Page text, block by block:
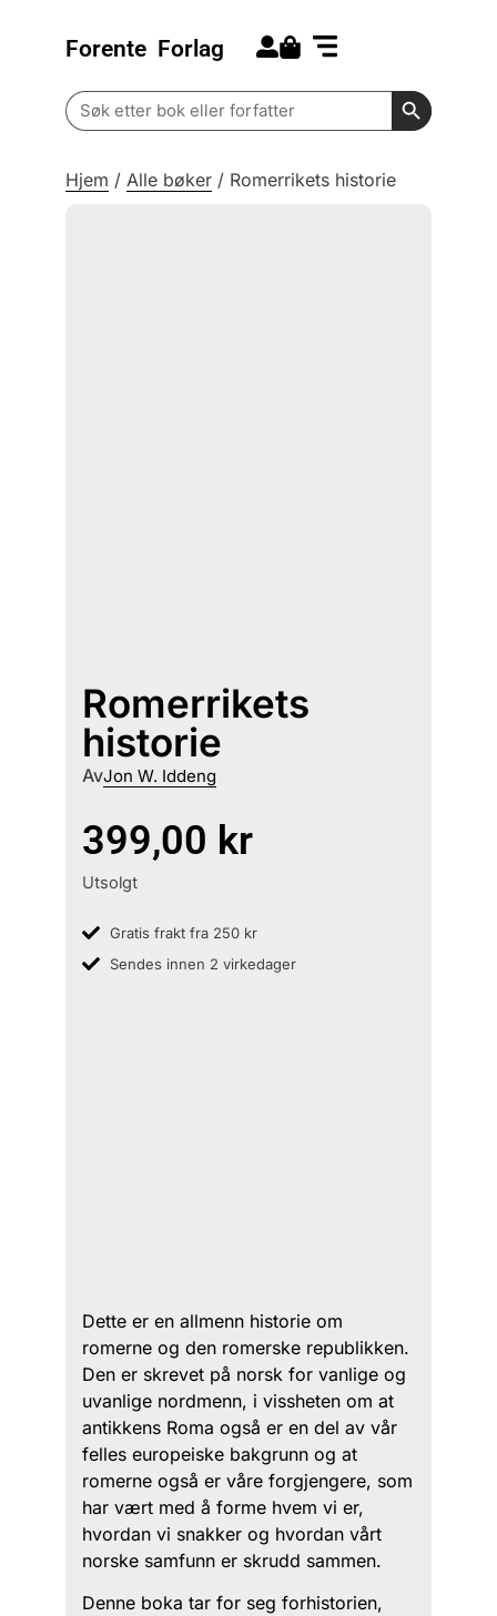
Forente Forlag
Search
for:
Search
Hjem / Alle bøker / Romerrikets historie
Romerrikets
historie
AvJon W. Iddeng
399,00 kr
Utsolgt
Gratis frakt fra 250 kr
Sendes innen 2 virkedager
Dette er en allmenn historie om
romerne og den romerske republikken.
Den er skrevet på norsk for vanlige og
uvanlige nordmenn, i vissheten om at
antikkens Roma også er en del av vår
felles europeiske bakgrunn og at
romerne også er våre forgjengere, som
har vært med å forme hvem vi er,
hvordan vi snakker og hvordan vårt
norske samfunn er skrudd sammen.
Denne boka tar for seg forhistorien,